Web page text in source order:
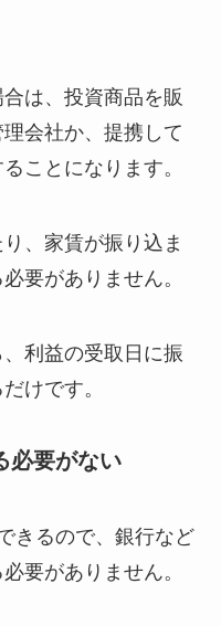
は、投資商品を販
会社か、提携して
ことになります。
、家賃が振り込ま
要がありません。
利益の受取日に振
けです。
必要がない
きるので、銀行など
要がありません。